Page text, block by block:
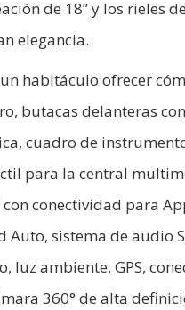
de 18” y los rieles
elegancia.
habitáculo ofrecer
butacas delanteras con
cuadro de
para la central
conectividad para
Auto, sistema de audio
luz ambiente, GPS,
360° de alta